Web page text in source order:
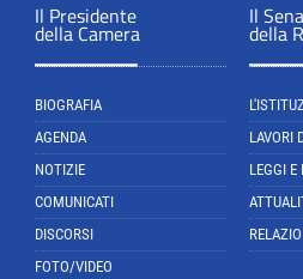
Il Presidente
della Camera
BIOGRAFIA
AGENDA
NOTIZIE
COMUNICATI
DISCORSI
FOTO/VIDEO
Il
della
LAVORI
LEGGI E